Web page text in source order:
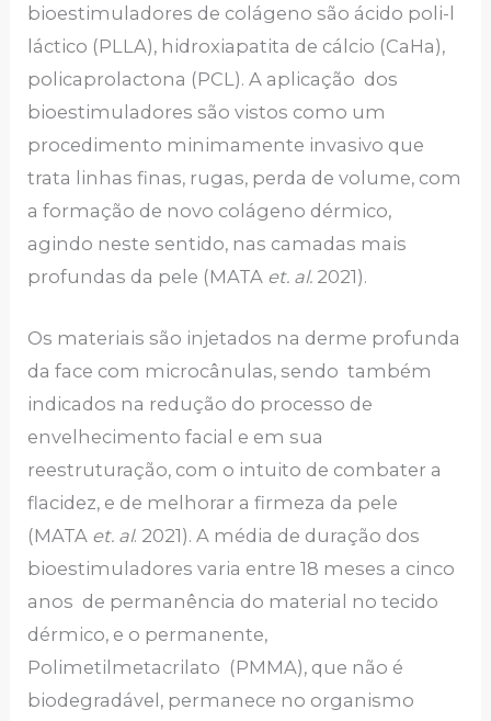
bioestimuladores de colágeno são ácido poli-l
láctico (PLLA), hidroxiapatita de cálcio (CaHa),
policaprolactona (PCL). A aplicação dos
bioestimuladores são vistos como um
procedimento minimamente invasivo que
trata linhas finas, rugas, perda de volume, com
a formação de novo colágeno dérmico,
agindo neste sentido, nas camadas mais
profundas da pele (MATA et. al. 2021).
Os materiais são injetados na derme profunda
da face com microcânulas, sendo também
indicados na redução do processo de
envelhecimento facial e em sua
reestruturação, com o intuito de combater a
flacidez, e de melhorar a firmeza da pele
(MATA et. al. 2021). A média de duração dos
bioestimuladores varia entre 18 meses a cinco
anos de permanência do material no tecido
dérmico, e o permanente,
Polimetilmetacrilato (PMMA), que não é
biodegradável, permanece no organismo